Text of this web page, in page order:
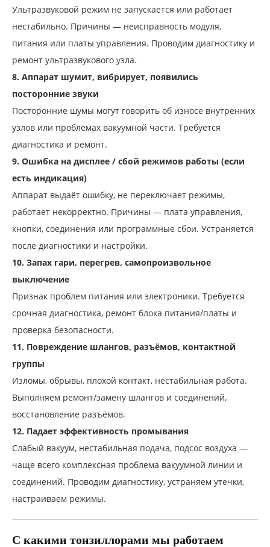
Ультразвуковой режим не запускается или работает
нестабильно. Причины — неисправность модуля,
питания или платы управления. Проводим диагностику и
ремонт ультразвукового узла.
8. Аппарат шумит, вибрирует, появились
посторонние звуки
Посторонние шумы могут говорить об износе внутренних
узлов или проблемах вакуумной части. Требуется
диагностика и ремонт.
9. Ошибка на дисплее / сбой режимов работы (если
есть индикация)
Аппарат выдаёт ошибку, не переключает режимы,
работает некорректно. Причины — плата управления,
кнопки, соединения или программные сбои. Устраняется
после диагностики и настройки.
10. Запах гари, перегрев, самопроизвольное
выключение
Признак проблем питания или электроники. Требуется
срочная диагностика, ремонт блока питания/платы и
проверка безопасности.
11. Повреждение шлангов, разъёмов, контактной
группы
Изломы, обрывы, плохой контакт, нестабильная работа.
Выполняем ремонт/замену шлангов и соединений,
восстановление разъёмов.
12. Падает эффективность промывания
Слабый вакуум, нестабильная подача, подсос воздуха —
чаще всего комплексная проблема вакуумной линии и
соединений. Проводим диагностику, устраняем утечки,
настраиваем режимы.
С какими тонзиллорами мы работаем